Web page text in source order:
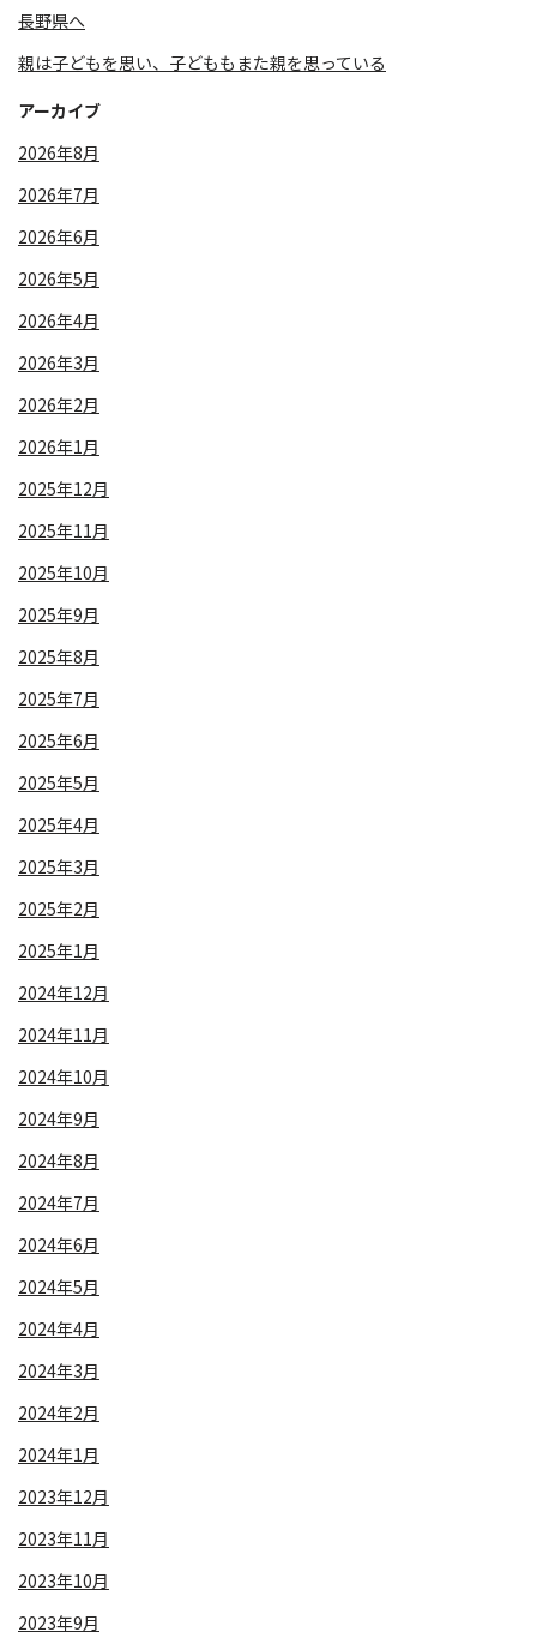
長野県へ
親は子どもを思い、子どももまた親を思っている
アーカイブ
2026年8月
2026年7月
2026年6月
2026年5月
2026年4月
2026年3月
2026年2月
2026年1月
2025年12月
2025年11月
2025年10月
2025年9月
2025年8月
2025年7月
2025年6月
2025年5月
2025年4月
2025年3月
2025年2月
2025年1月
2024年12月
2024年11月
2024年10月
2024年9月
2024年8月
2024年7月
2024年6月
2024年5月
2024年4月
2024年3月
2024年2月
2024年1月
2023年12月
2023年11月
2023年10月
2023年9月